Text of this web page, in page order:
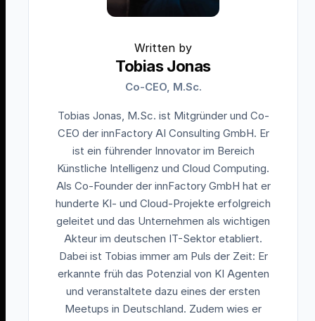
Written by
Tobias Jonas
Co-CEO, M.Sc.
Tobias Jonas, M.Sc. ist Mitgründer und Co-
CEO der innFactory AI Consulting GmbH. Er
ist ein führender Innovator im Bereich
Künstliche Intelligenz und Cloud Computing.
Als Co-Founder der innFactory GmbH hat er
hunderte KI- und Cloud-Projekte erfolgreich
geleitet und das Unternehmen als wichtigen
Akteur im deutschen IT-Sektor etabliert.
Dabei ist Tobias immer am Puls der Zeit: Er
erkannte früh das Potenzial von KI Agenten
und veranstaltete dazu eines der ersten
Meetups in Deutschland. Zudem wies er